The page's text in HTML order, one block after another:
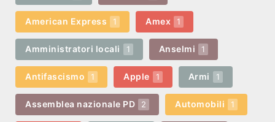
American Express 1 Amex 1
Amministratori locali 1 Anselmi 1
Antifascismo 1 Apple 1 Armi 1
Assemblea nazionale PD 2 Automobili 1